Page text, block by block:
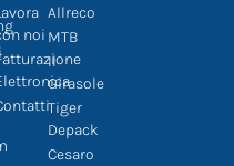
noi
Allreco
MTB
Il
Girasole
Tiger
Depack
Cesaro